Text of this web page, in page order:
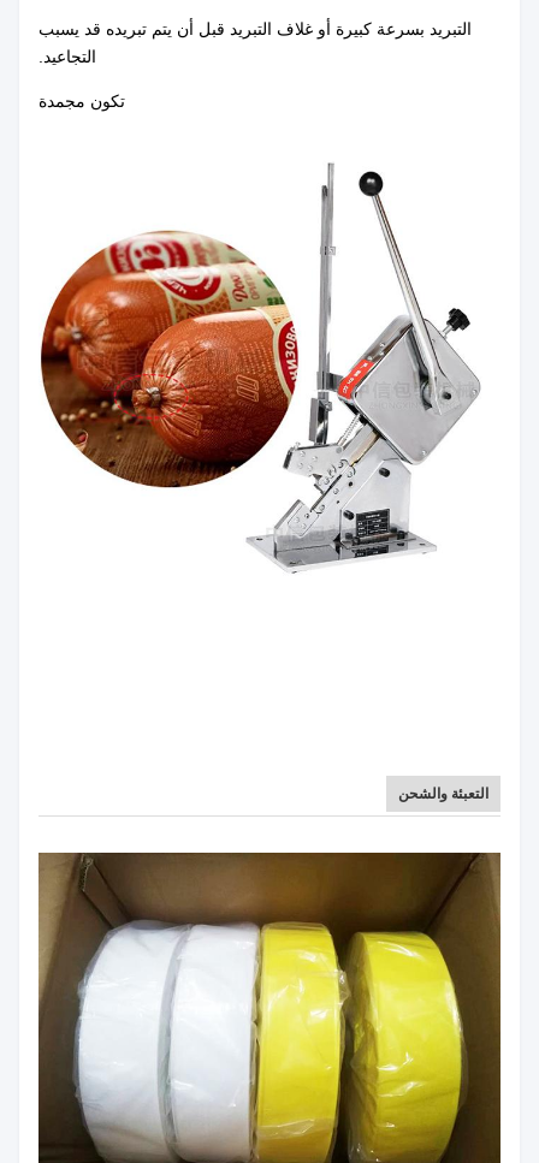
التبريد بسرعة كبيرة أو غلاف التبريد قبل أن يتم تبريده قد يسبب
التجاعيد.
تكون مجمدة
التعبئة والشحن